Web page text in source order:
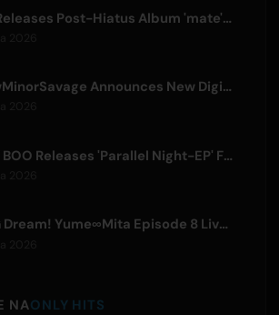
AliA Releases Post-Hiatus Album 'mate', Announces Tokyo Live
ShowMinorSavage Announces New Digital Single 'Gradation'
BILLY BOO Releases 'Parallel Night-EP' Featuring TV Drama Theme Song
BanG Dream! Yume∞Mita Episode 8 Live Clip Released
NAONLY HITS